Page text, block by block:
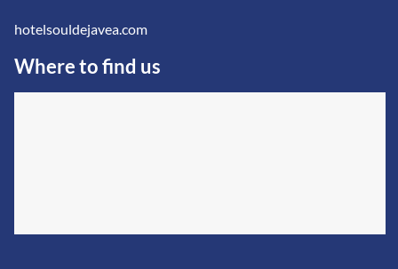
hotelsouldejavea.com
Where to find us